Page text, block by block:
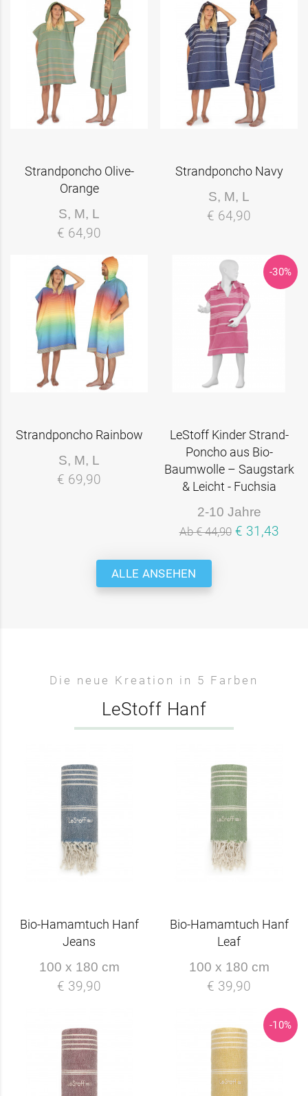
Strandponcho Olive-
Orange
S, M, L
€ 64,90
Strandponcho Navy
S, M, L
€ 64,90
Strandponcho Rainbow
S, M, L
€ 69,90
-30%
LeStoff Kinder Strand-
Poncho aus Bio-
Baumwolle – Saugstark
& Leicht - Fuchsia
2-10 Jahre
Ab € 44,90 € 31,43
ALLE ANSEHEN
Die neue Kreation in 5 Farben
LeStoff Hanf
Bio-Hamamtuch Hanf
Jeans
100 x 180 cm
€ 39,90
Bio-Hamamtuch Hanf
Leaf
100 x 180 cm
€ 39,90
-10%